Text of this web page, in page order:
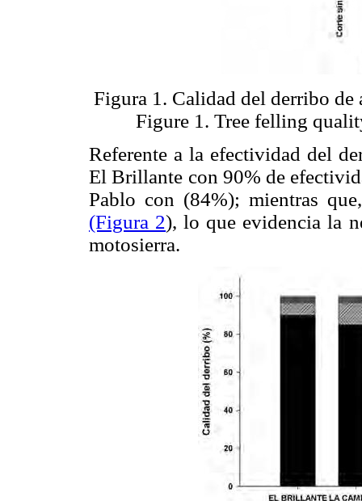
Figura 1. Calidad del derribo de
Figure 1. Tree felling
Referente a la efectividad del
El Brillante con 90% de
Pablo con (84%); mientras
(Figura 2), lo que evidencia la
motosierra.